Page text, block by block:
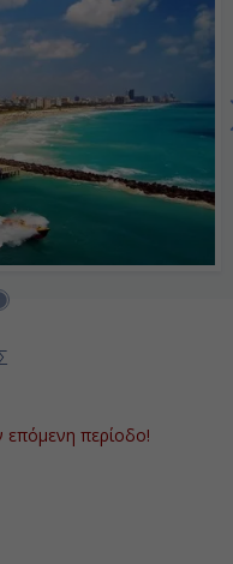
επόμενη περίοδο!